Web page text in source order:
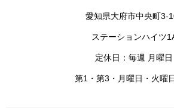
愛知県大府市中央町3-
ステーションハイツ
定休日：毎週 月曜日
第1・第3・月曜日・火曜